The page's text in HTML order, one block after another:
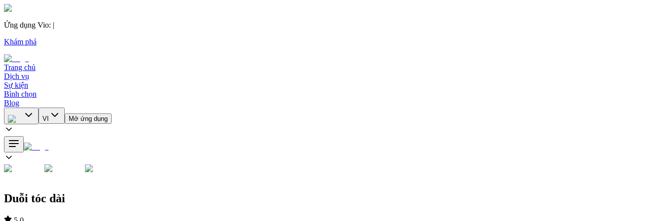
Ứng dụng Vio: |
Khám phá
Trang chủ
Dịch vụ
Sự kiện
Bình chọn
Blog
VI Mở ứng dụng
Duỗi tóc dài